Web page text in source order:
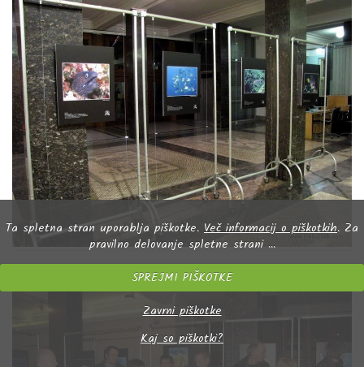
Ta spletna stran uporablja piškotke. Več informacij o piškotkih. Za
pravilno delovanje spletne strani ...
SPREJMI PIŠKOTKE
Zavrni piškotke
Kaj so piškotki?